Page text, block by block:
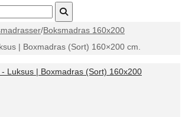
/Boksmadras 160x200
| Boxmadras (Sort) 160×200 cm.